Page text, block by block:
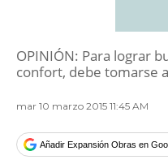
OPINIÓN: Para lograr
confort, debe tomarse
mar 10 marzo 2015 11:45 AM
Añadir Expansión Obras en